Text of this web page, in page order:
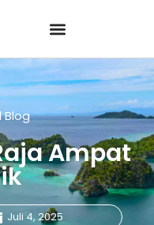
Blog
Ampat
Juli 4, 2025